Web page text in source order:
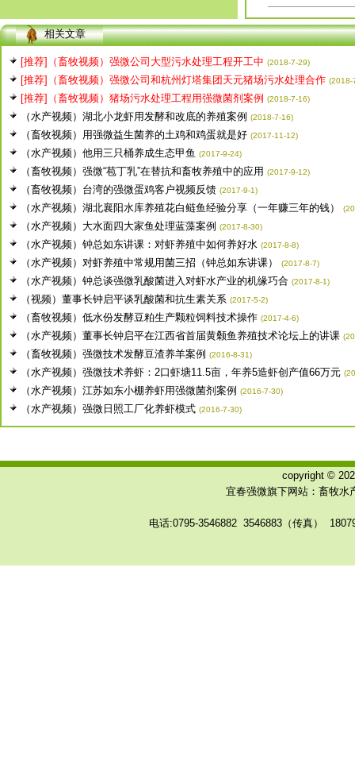
相关文章
[推荐]（畜牧视频）强微公司大型污水处理工程开工中 (2018-7-29)
[推荐]（畜牧视频）强微公司和杭州灯塔集团天元猪场污水处理合作 (2018-
[推荐]（畜牧视频）猪场污水处理工程用强微菌剂案例 (2018-7-16)
（水产视频）湖北小龙虾用发酵和改底的养殖案例 (2018-7-16)
（畜牧视频）用强微益生菌养的土鸡和鸡蛋就是好 (2017-11-12)
（水产视频）他用三只桶养成生态甲鱼 (2017-9-24)
（畜牧视频）强微“苞丁乳”在替抗和畜牧养殖中的应用 (2017-9-12)
（畜牧视频）台湾的强微蛋鸡客户视频反馈 (2017-9-1)
（水产视频）湖北襄阳水库养殖花白鲢鱼经验分享（一年赚三年的钱）
（水产视频）大水面四大家鱼处理蓝藻案例 (2017-8-30)
（水产视频）钟总如东讲课：对虾养殖中如何养好水 (2017-8-8)
（水产视频）对虾养殖中常规用菌三招（钟总如东讲课） (2017-8-7)
（水产视频）钟总谈强微乳酸菌进入对虾水产业的机缘巧合 (2017-8-1)
（视频）董事长钟启平谈乳酸菌和抗生素关系 (2017-5-2)
（畜牧视频）低水份发酵豆粕生产颗粒饲料技术操作 (2017-4-6)
（水产视频）董事长钟启平在江西省首届黄颡鱼养殖技术论坛上的讲课
（畜牧视频）强微技术发酵豆渣养羊案例 (2016-8-31)
（水产视频）强微技术养虾：2口虾塘11.5亩，年养5造虾创产值66万元
（水产视频）江苏如东小棚养虾用强微菌剂案例 (2016-7-30)
（水产视频）强微日照工厂化养虾模式 (2016-7-30)
copyright ©
宜春强微旗下网站：畜牧水
电话:0795-3546882 3546883（传真）